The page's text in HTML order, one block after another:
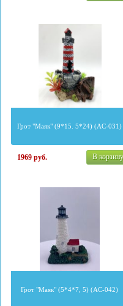
Грот "Маяк" (9*15. 5*24) (AC-031)
1969руб. В корзину
Грот "Маяк" (5*4*7, 5) (AC-042)